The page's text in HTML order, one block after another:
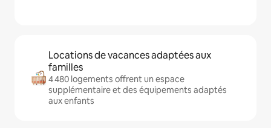
Locations de vacances adaptées aux
familles
4 480 logements offrent un espace
supplémentaire et des équipements adaptés
aux enfants